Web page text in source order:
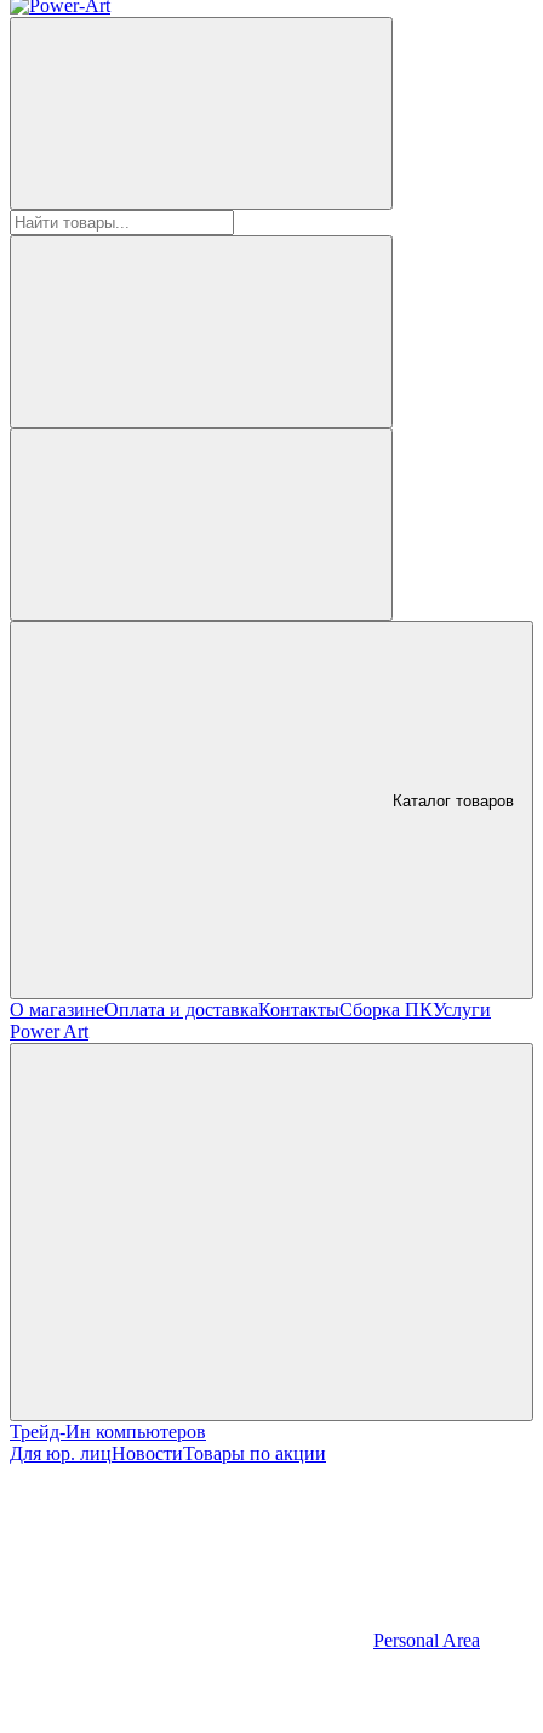
Каталог товаров
О магазинеОплата и доставкаКонтактыСборка ПКУслуги
Power Art
Трейд-Ин компьютеров
Для юр. лицНовостиТовары по акции
Personal Area